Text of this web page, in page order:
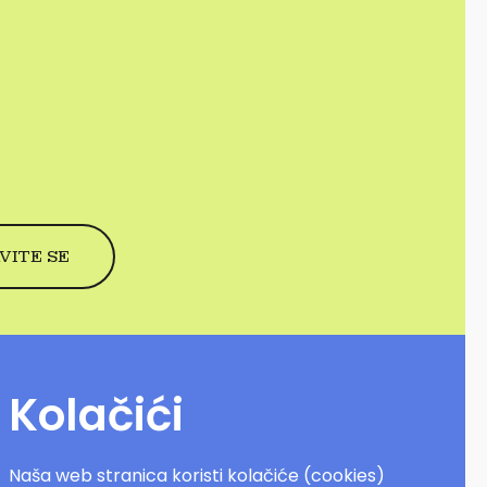
Kolačići
Naša web stranica koristi kolačiće (cookies)